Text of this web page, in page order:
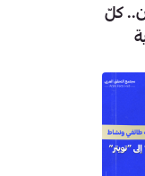
كلّ